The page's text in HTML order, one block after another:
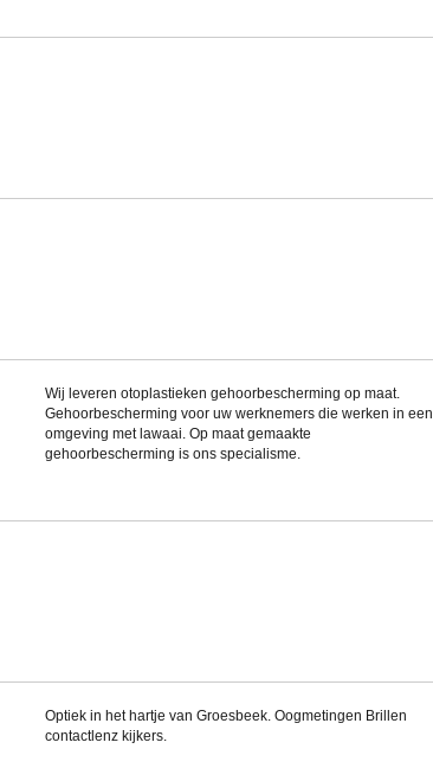
Wij leveren otoplastieken gehoorbescherming op maat.
Gehoorbescherming voor uw werknemers die werken in een
omgeving met lawaai. Op maat gemaakte
gehoorbescherming is ons specialisme.
Optiek in het hartje van Groesbeek. Oogmetingen Brillen
contactlenz kijkers.